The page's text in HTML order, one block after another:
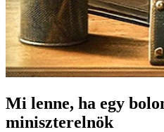
Mi lenne, ha egy
miniszterelnök